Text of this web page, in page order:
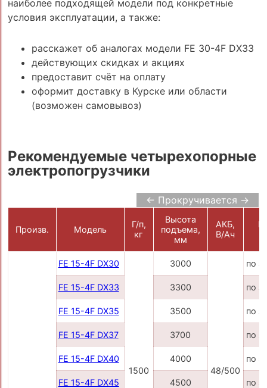
наиболее подходящей модели под конкретные
условия эксплуатации, а также:
расскажет об аналогах модели FE 30-4F DX33
действующих скидках и акциях
предоставит счёт на оплату
оформит доставку в Курске или области
(возможен самовывоз)
Рекомендуемые четырехопорные
электропогрузчики
← Прокручивается →
Произв. Модель
Г/п,
кг
Высота
подъема,
мм
АКБ,
В/Ач
FE 15-4F DX30
1500
3000
48/500
по
FE 15-4F DX33 3300 по
FE 15-4F DX35 3500 по
FE 15-4F DX37 3700 по
FE 15-4F DX40 4000 по
FE 15-4F DX45 4500 по